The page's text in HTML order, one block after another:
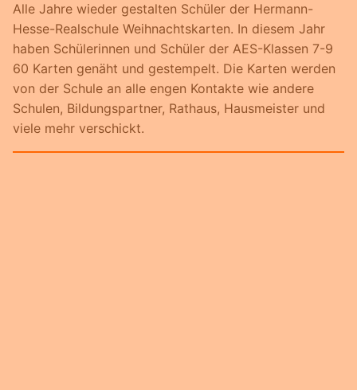
Alle Jahre wieder gestalten Schüler der Hermann-
Hesse-Realschule Weihnachtskarten. In diesem Jahr
haben Schülerinnen und Schüler der AES-Klassen 7-9
60 Karten genäht und gestempelt. Die Karten werden
von der Schule an alle engen Kontakte wie andere
Schulen, Bildungspartner, Rathaus, Hausmeister und
viele mehr verschickt.